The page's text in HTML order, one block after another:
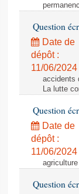
Question
Date de
dépôt :
11/06/2024
accidents
La lutte
Question
Date de
dépôt :
11/06/2024
Question